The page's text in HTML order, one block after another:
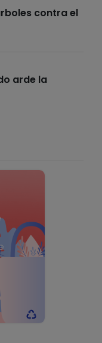
contra el
arde la